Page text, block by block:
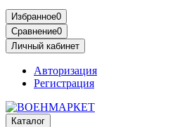
Избранное0
Сравнение0
Личный кабинет
Авторизация
Регистрация
Каталог